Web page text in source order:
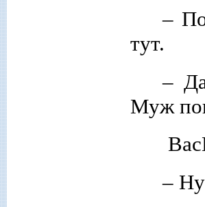
–
тут.
–
Муж
–